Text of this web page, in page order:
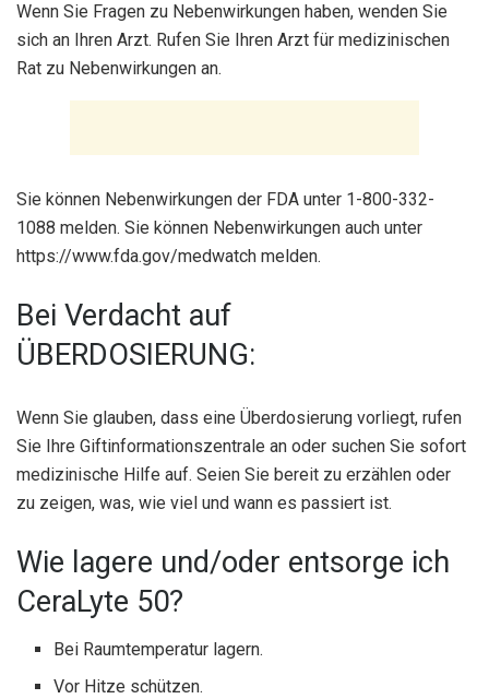
Wenn Sie Fragen zu Nebenwirkungen haben, wenden Sie
sich an Ihren Arzt. Rufen Sie Ihren Arzt für medizinischen
Rat zu Nebenwirkungen an.
Sie können Nebenwirkungen der FDA unter 1-800-332-
1088 melden. Sie können Nebenwirkungen auch unter
https://www.fda.gov/medwatch melden.
Bei Verdacht auf
ÜBERDOSIERUNG:
Wenn Sie glauben, dass eine Überdosierung vorliegt, rufen
Sie Ihre Giftinformationszentrale an oder suchen Sie sofort
medizinische Hilfe auf. Seien Sie bereit zu erzählen oder
zu zeigen, was, wie viel und wann es passiert ist.
Wie lagere und/oder entsorge ich
CeraLyte 50?
Bei Raumtemperatur lagern.
Vor Hitze schützen.